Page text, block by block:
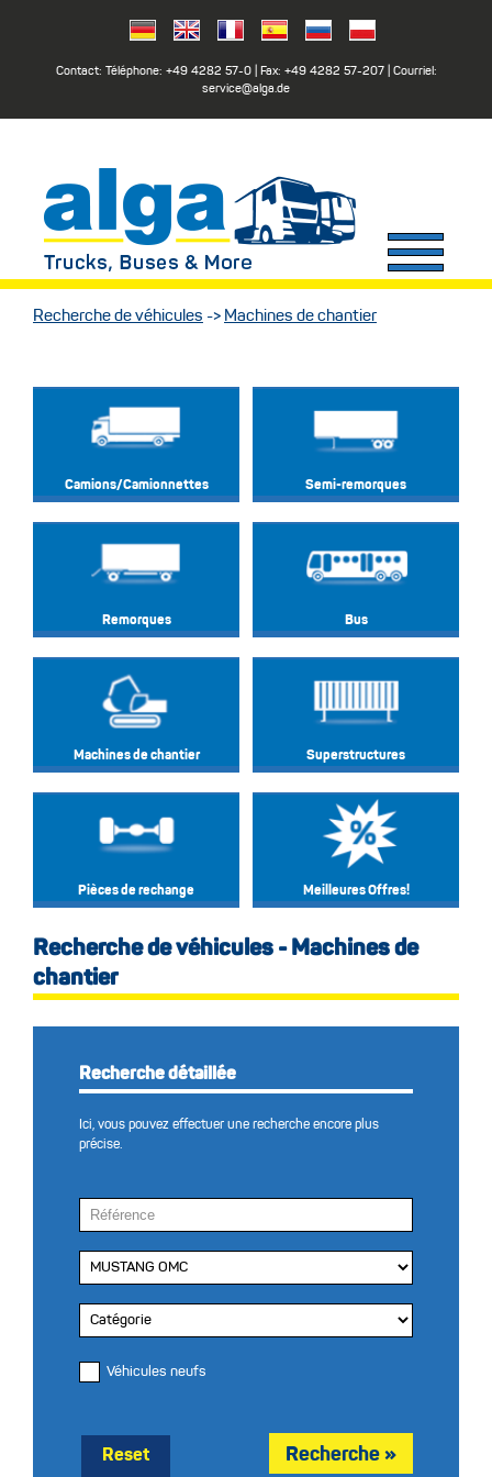
Contact: Téléphone: +49 4282 57-0| Fax: +49 4282 57-207| Courriel:
service@alga.de
Recherche de véhicules -> Machines de chantier
Camions/Camionnettes Semi-remorques
Remorques Bus
Machines de chantier Superstructures
Pièces de rechange Meilleures Offres!
Recherche de véhicules - Machines de
chantier
Recherche détaillée
Ici, vous pouvez effectuer une recherche encore plus
précise.
Véhicules neufs
Reset